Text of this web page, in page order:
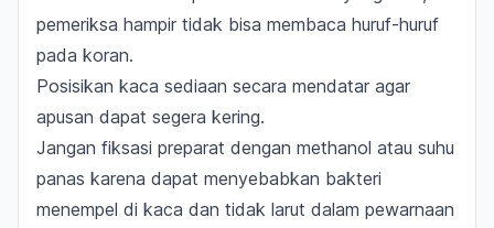
pemeriksa hampir tidak bisa membaca huruf-huruf
pada koran.
Posisikan kaca sediaan secara mendatar agar
apusan dapat segera kering.
Jangan fiksasi preparat dengan methanol atau suhu
panas karena dapat menyebabkan bakteri
menempel di kaca dan tidak larut dalam pewarnaan